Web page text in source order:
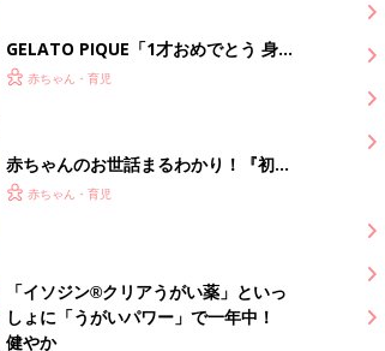
GELATO PIQUE「1才おめでとう 身長
計&お誕生日ポスター」がとじ込み付
赤ちゃん・育児
赤ちゃんのお世話まるわかり！『初め
てのひよこクラブ 夏号』〈巻頭大特
赤ちゃん・育児
「イソジン®クリアうがい薬」といっ
しょに「うがいパワー」で一年中！
健やか